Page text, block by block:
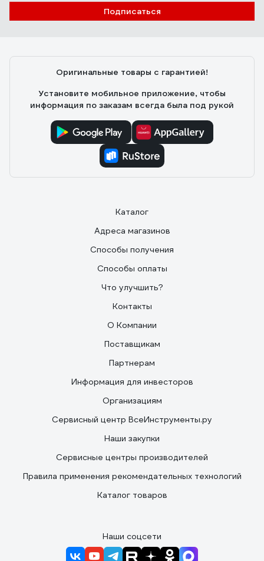
Подписаться
Оригинальные товары с гарантией!
Установите мобильное приложение, чтобы
информация по заказам всегда была под рукой
Каталог
Адреса магазинов
Способы получения
Способы оплаты
Что улучшить?
Контакты
О Компании
Поставщикам
Партнерам
Информация для инвесторов
Организациям
Сервисный центр ВсеИнструменты.ру
Наши закупки
Сервисные центры производителей
Правила применения рекомендательных технологий
Каталог товаров
Наши соцсети